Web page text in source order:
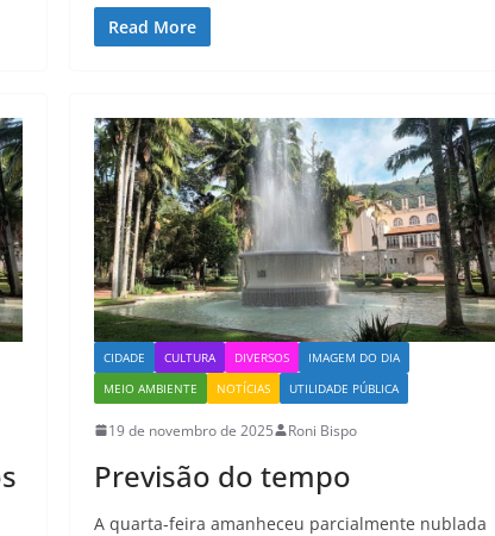
Read More
CIDADE CULTURA DIVERSOS
IMAGEM DO DIA
MEIO AMBIENTE
NOTÍCIAS UTILIDADE PÚBLICA
19 de novembro de 2025 Roni Bispo
Previsão do tempo
A quarta-feira amanheceu parcialmente nublada